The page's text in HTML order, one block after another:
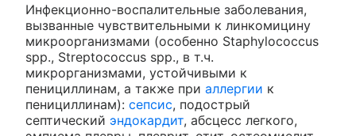
Инфекционно-воспалительные заболевания,
вызванные чувствительными к линкомицину
микроорганизмами (особенно Staphylococcus
spp., Streptococcus spp., в т.ч.
микрорганизмами, устойчивыми к
пенициллинам, а также при аллергии к
пенициллинам): сепсис, подострый
септический эндокардит, абсцесс легкого,